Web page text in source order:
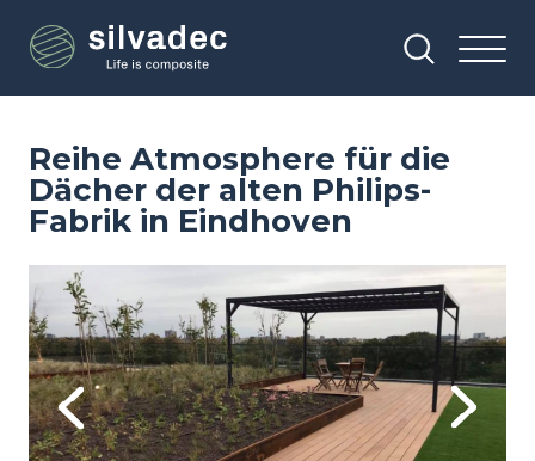
zum
Inhalt
Reihe Atmosphere für die
Dächer der alten Philips-
Fabrik in Eindhoven
Previous
Image
Next